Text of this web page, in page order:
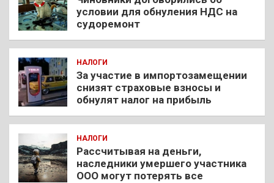
условии для обнуления НДС на
судоремонт
НАЛОГИ
За участие в импортозамещении
снизят страховые взносы и
обнулят налог на прибыль
НАЛОГИ
Рассчитывая на деньги,
наследники умершего участника
ООО могут потерять все